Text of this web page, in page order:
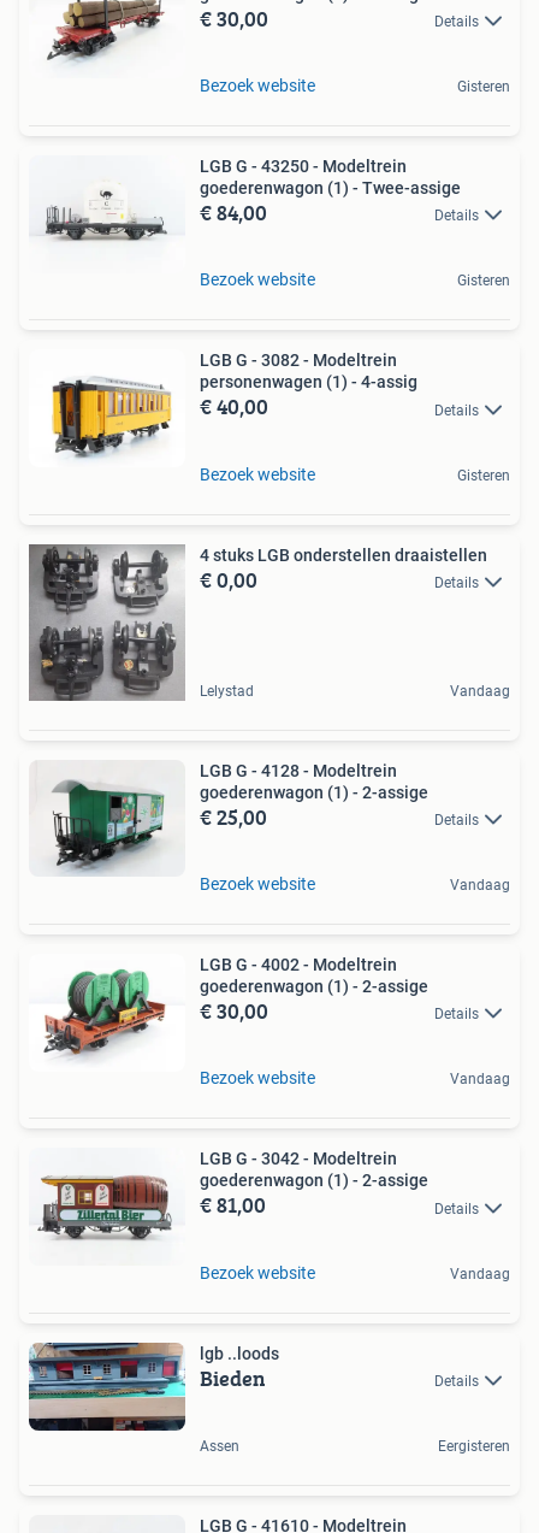
€ 30,00 Details
Bezoek website Gisteren
LGB G - 43250 - Modeltrein
goederenwagon (1) - Twee-assige
€ 84,00 Details
Bezoek website Gisteren
LGB G - 3082 - Modeltrein
personenwagen (1) - 4-assig
€ 40,00 Details
Bezoek website Gisteren
4 stuks LGB onderstellen draaistellen
€ 0,00 Details
Lelystad Vandaag
LGB G - 4128 - Modeltrein
goederenwagon (1) - 2-assige
€ 25,00 Details
Bezoek website Vandaag
LGB G - 4002 - Modeltrein
goederenwagon (1) - 2-assige
€ 30,00 Details
Bezoek website Vandaag
LGB G - 3042 - Modeltrein
goederenwagon (1) - 2-assige
€ 81,00 Details
Bezoek website Vandaag
lgb ..loods
Bieden Details
Assen Eergisteren
LGB G - 41610 - Modeltrein